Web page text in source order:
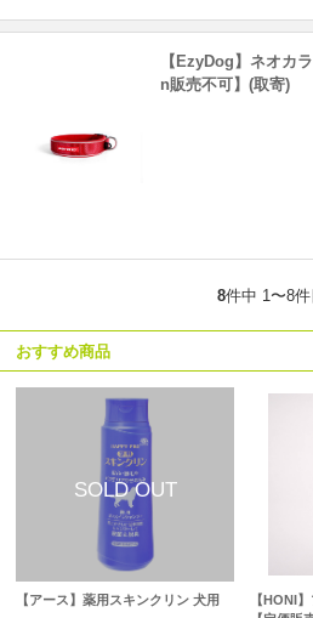
【EzyDog】ネオカ
n販売不可】(取寄)
8件中 1〜8件
おすすめ商品
【アース】薬用スキンクリン 犬用
【HONI